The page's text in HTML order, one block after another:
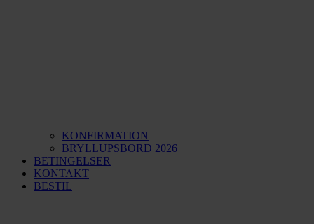
KONFIRMATION
BRYLLUPSBORD 2026
BETINGELSER
KONTAKT
BESTIL